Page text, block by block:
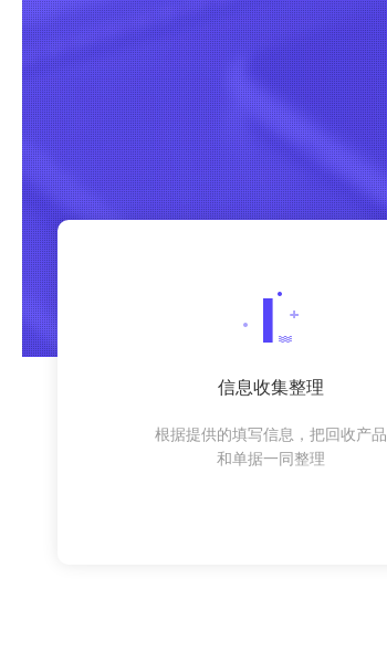
信息收集整理
根据提供的填写信息，把回收产品
和单据一同整理